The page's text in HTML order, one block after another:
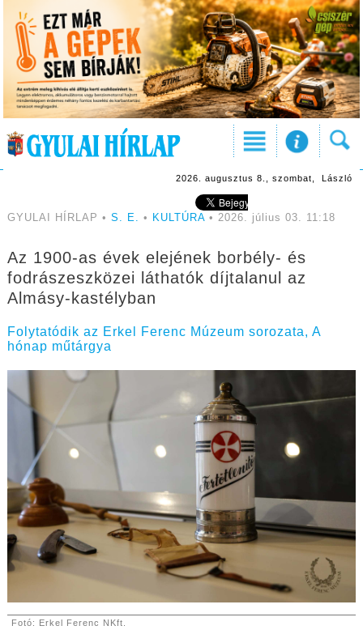
2026. augusztus 8., szombat, László
GYULAI HÍRLAP • S. E. • KULTÚRA• 2026. július 03. 11:18
Az 1900-as évek elejének borbély- és
fodrászeszközei láthatók díjtalanul az
Almásy-kastélyban
Folytatódik az Erkel Ferenc Múzeum sorozata, A
hónap műtárgya
Fotó: Erkel Ferenc NKft.